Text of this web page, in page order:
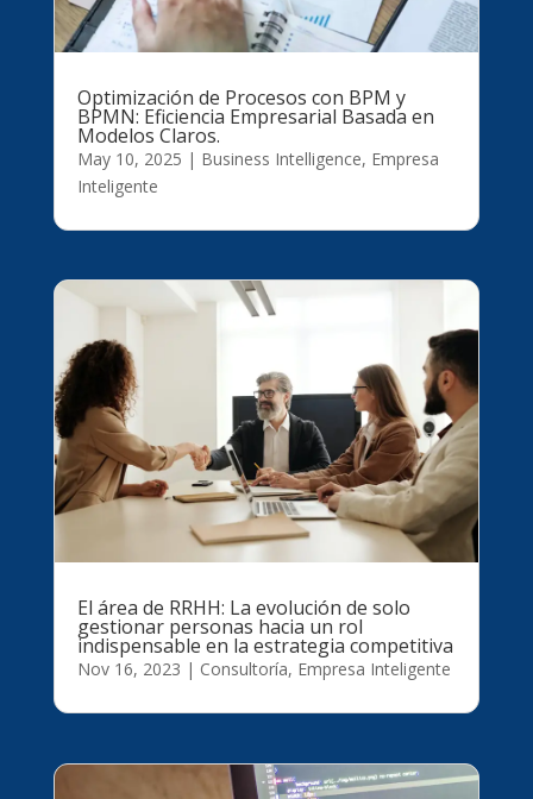
Optimización de Procesos con BPM y
BPMN: Eficiencia Empresarial Basada en
Modelos Claros.
May 10, 2025 | Business Intelligence, Empresa
Inteligente
El área de RRHH: La evolución de solo
gestionar personas hacia un rol
indispensable en la estrategia competitiva
Nov 16, 2023 | Consultoría, Empresa Inteligente